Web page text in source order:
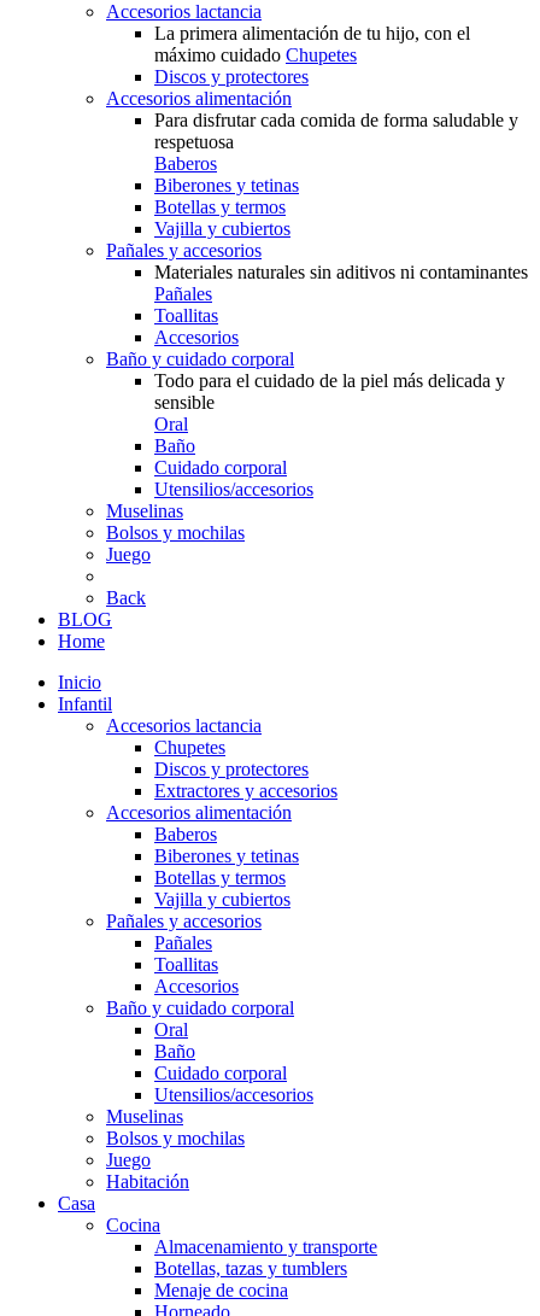
Accesorios lactancia
La primera alimentación de tu hijo, con el
máximo cuidado Chupetes
Discos y protectores
Accesorios alimentación
Para disfrutar cada comida de forma saludable y
respetuosa
Baberos
Biberones y tetinas
Botellas y termos
Vajilla y cubiertos
Pañales y accesorios
Materiales naturales sin aditivos ni contaminantes
Pañales
Toallitas
Accesorios
Baño y cuidado corporal
Todo para el cuidado de la piel más delicada y
sensible
Oral
Baño
Cuidado corporal
Utensilios/accesorios
Muselinas
Bolsos y mochilas
Juego
Back
BLOG
Home
Inicio
Infantil
Accesorios lactancia
Chupetes
Discos y protectores
Extractores y accesorios
Accesorios alimentación
Baberos
Biberones y tetinas
Botellas y termos
Vajilla y cubiertos
Pañales y accesorios
Pañales
Toallitas
Accesorios
Baño y cuidado corporal
Oral
Baño
Cuidado corporal
Utensilios/accesorios
Muselinas
Bolsos y mochilas
Juego
Habitación
Casa
Cocina
Almacenamiento y transporte
Botellas, tazas y tumblers
Menaje de cocina
Horneado